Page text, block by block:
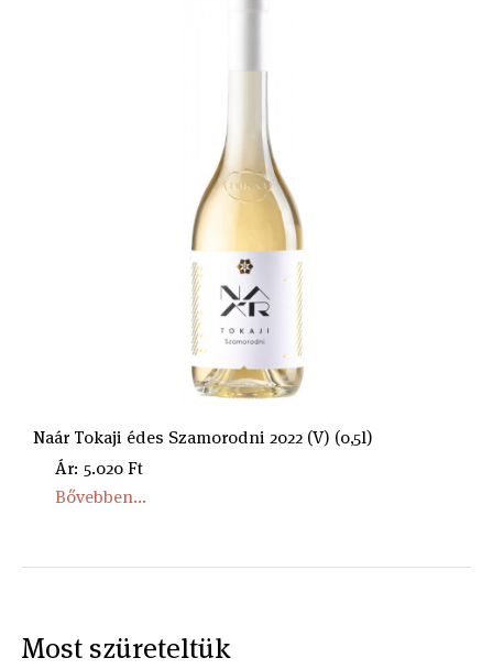
Naár Tokaji édes Szamorodni 2022 (V) (0,5l)
Ár: 5.020 Ft
Bővebben...
Most szüreteltük